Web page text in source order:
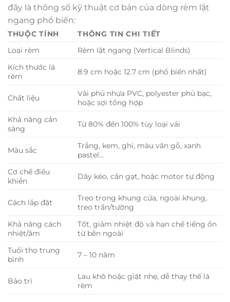
đây là thông số kỹ thuật cơ bản của dòng rèm lật
ngang phổ biến:
THUỘC TÍNH
THÔNG TIN CHI TIẾT
Loại rèm
Rèm lật ngang (Vertical Blinds)
Kích thước lá
rèm
8.9 cm hoặc 12.7 cm (phổ biến nhất)
Chất liệu
Vải phủ nhựa PVC, polyester phủ bạc,
hoặc sợi tổng hợp
Khả năng cản
sáng
Từ 80% đến 100% tùy loại vải
Màu sắc
Trắng, kem, ghi, màu vân gỗ, xanh
pastel…
Cơ chế điều
khiển
Dây kéo, cần gạt, hoặc motor tự động
Cách lắp đặt
Treo trong khung cửa, ngoài khung,
treo trần/tường
Khả năng cách
nhiệt/âm
Tốt, giảm nhiệt độ và hạn chế tiếng ồn
từ bên ngoài
Tuổi thọ trung
bình
7 – 10 năm
Bảo trì
Lau khô hoặc giặt nhẹ, dễ thay thế lá
rèm